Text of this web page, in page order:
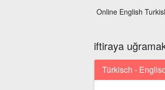
Online English
iftiraya
Türkisch -